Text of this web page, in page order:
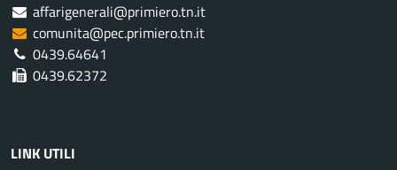
affarigenerali@primiero.tn.it
comunita@pec.primiero.tn.it
0439.64641
0439.62372
LINK UTILI